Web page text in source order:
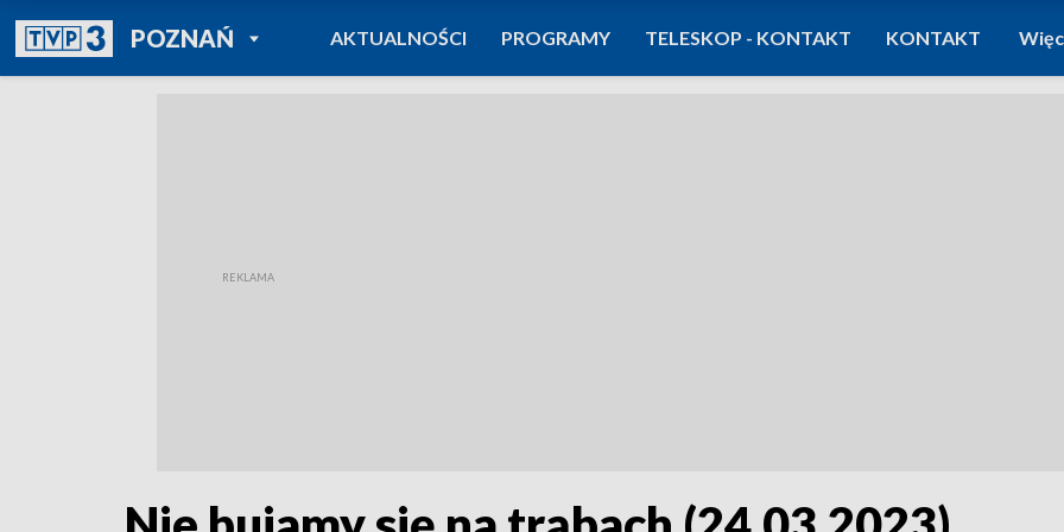
POZNAŃPOWRÓT DO
TVP REGIONY
AKTUALNOŚCI PROGRAMY TELESKOP - KONTAKT KONTAKT